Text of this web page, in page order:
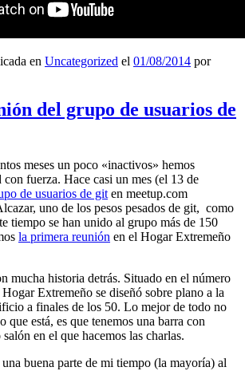
en Uncategorized el 01/08/2014 por
del grupo de usuarios de
meses un poco «inactivos» hemos
fuerza. Hace casi un mes (el 13 de
de usuarios de git en meetup.com
uno de los pesos pesados de git, como
tiempo se han unido al grupo más de 150
la primera reunión en el Hogar Extremeño
mucha historia detrás. Situado en el número
Extremeño se diseñó sobre plano a la
a finales de los 50. Lo mejor de todo no
que está, es que tenemos una barra con
en el que hacemos las charlas.
buena parte de mi tiempo (la mayoría) al